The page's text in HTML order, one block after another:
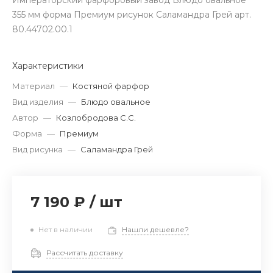
355 мм форма Премиум рисунок Саламандра Грей арт.
80.44702.00.1
Характеристики
Материал — Костяной фарфор
Вид изделия — Блюдо овальное
Автор — Козлобродова С.С.
Форма — Премиум
Вид рисунка — Саламандра Грей
7 190 ₽ / шт
Нет в наличии Нашли дешевле?
Рассчитать доставку